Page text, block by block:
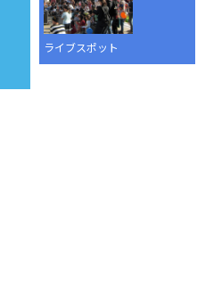
ライブスポット